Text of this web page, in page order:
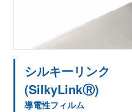
シルキーリンク
(SilkyLinkⓇ)
導電性フィルム